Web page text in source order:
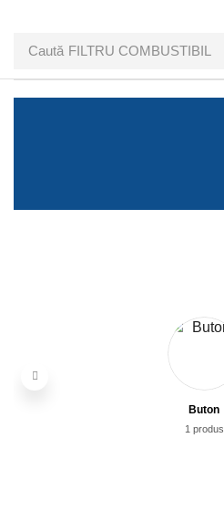
Caută FILTRU COMBUSTIBIL
Buton
1 produs